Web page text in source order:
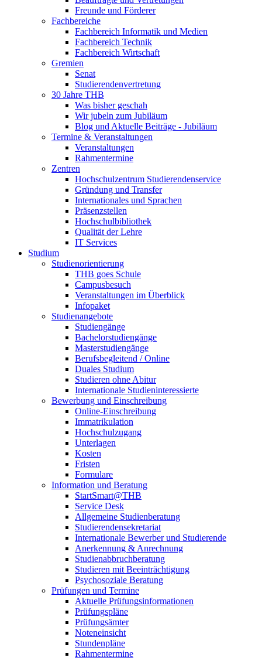
Freunde und Förderer
Fachbereiche
Fachbereich Informatik und Medien
Fachbereich Technik
Fachbereich Wirtschaft
Gremien
Senat
Studierendenvertretung
30 Jahre THB
Was bisher geschah
Wir jubeln zum Jubiläum
Blog und Aktuelle Beiträge - Jubiläum
Termine & Veranstaltungen
Veranstaltungen
Rahmentermine
Zentren
Hochschulzentrum Studierendenservice
Gründung und Transfer
Internationales und Sprachen
Präsenzstellen
Hochschulbibliothek
Qualität der Lehre
IT Services
Studium
Studienorientierung
THB goes Schule
Campusbesuch
Veranstaltungen im Überblick
Infopaket
Studienangebote
Studiengänge
Bachelorstudiengänge
Masterstudiengänge
Berufsbegleitend / Online
Duales Studium
Studieren ohne Abitur
Internationale Studieninteressierte
Bewerbung und Einschreibung
Online-Einschreibung
Immatrikulation
Hochschulzugang
Unterlagen
Kosten
Fristen
Formulare
Information und Beratung
StartSmart@THB
Service Desk
Allgemeine Studienberatung
Studierendensekretariat
Internationale Bewerber und Studierende
Anerkennung & Anrechnung
Studienabbruchberatung
Studieren mit Beeinträchtigung
Psychosoziale Beratung
Prüfungen und Termine
Aktuelle Prüfungsinformationen
Prüfungspläne
Prüfungsämter
Noteneinsicht
Stundenpläne
Rahmentermine